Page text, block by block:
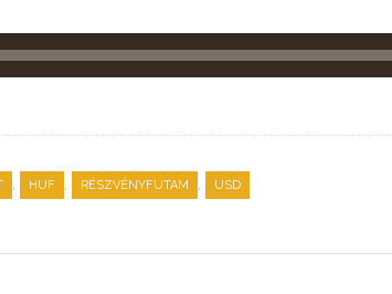
, HUF , RÉSZVÉNYFUTAM , USD